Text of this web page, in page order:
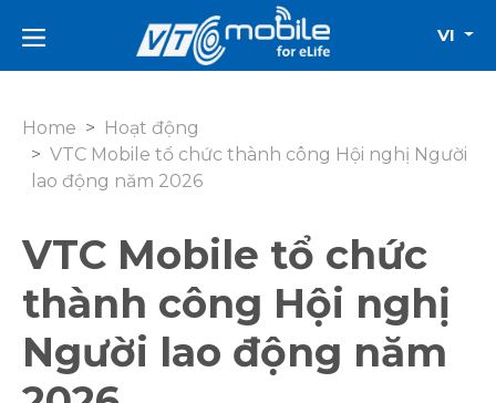
VI
Home
Hoạt động
VTC Mobile tổ chức thành công Hội nghị Người
lao động năm 2026
VTC Mobile tổ chức
thành công Hội nghị
Người lao động năm